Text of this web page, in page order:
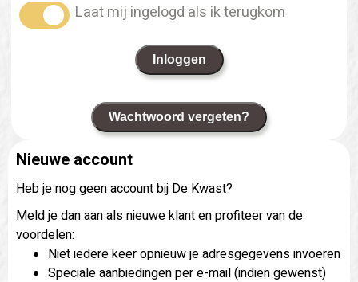
Laat mij ingelogd als ik terugkom
Inloggen
Wachtwoord vergeten?
Nieuwe account
Heb je nog geen account bij De Kwast?
Meld je dan aan als nieuwe klant en profiteer van de
voordelen:
Niet iedere keer opnieuw je adresgegevens invoeren
Speciale aanbiedingen per e-mail (indien gewenst)